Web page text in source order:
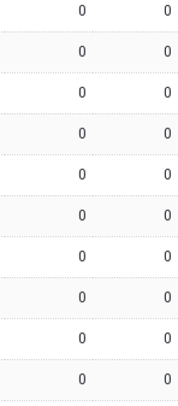
0 0
0 0
0 0
0 0
0 0
0 0
0 0
0 0
0 0
0 0